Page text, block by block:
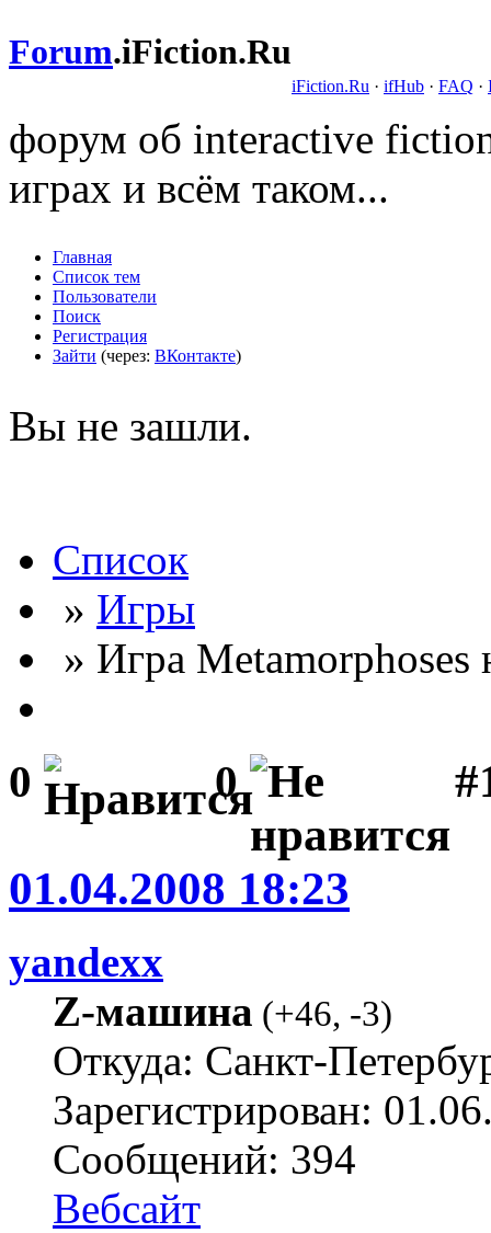
Forum.iFiction.Ru
iFiction.Ru · ifHub · FAQ ·
форум об interactive
играх и всём таком...
Главная
Список тем
Пользователи
Поиск
Регистрация
Зайти (через: ВКонтакте)
Вы не зашли.
Список
» Игры
» Игра Metamorphoses
0 0
01.04.2008 18:23
yandexx
Z-машина (+46, -3)
Откуда: Санкт-
Зарегистрирован:
Сообщений: 394
Вебсайт